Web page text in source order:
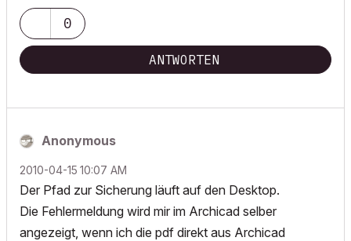
0
ANTWORTEN
Anonymous
‎2010-04-15 10:07 AM
Der Pfad zur Sicherung läuft auf den Desktop.
Die Fehlermeldung wird mir im Archicad selber
angezeigt, wenn ich die pdf direkt aus Archicad